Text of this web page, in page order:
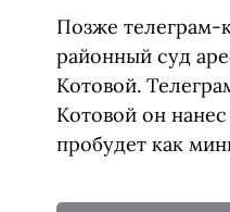
Позже телеграм-
районный суд
Котовой.
Котовой он
пробудет как